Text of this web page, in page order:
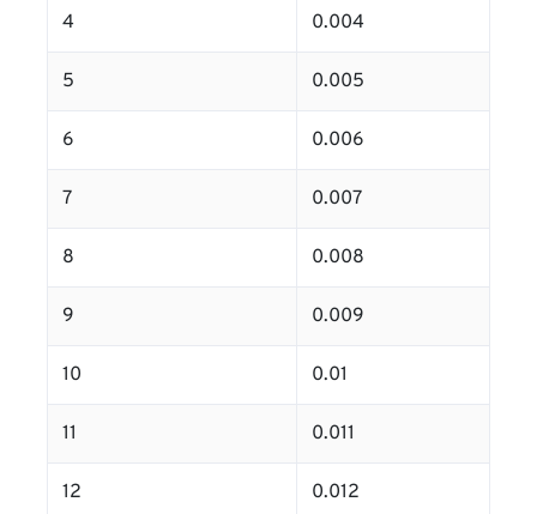
4 0.004
5 0.005
6 0.006
7 0.007
8 0.008
9 0.009
10 0.01
11 0.011
12 0.012